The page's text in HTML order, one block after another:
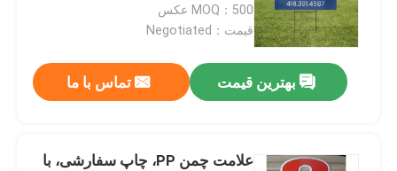
طراحی شده برای استفاده طولانی
مدت در فضای باز. سبک، مقاوم در
سازی برای تبلیغات، رویدادها و
تبلیغات.
MOQ：500 عکس
قیمت：Negotiated
بهترین قیمت تماس با ما
علامت چمن PP، چاپ سفارشی، با